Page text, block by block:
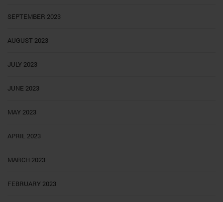
SEPTEMBER 2023
AUGUST 2023
JULY 2023
JUNE 2023
MAY 2023
APRIL 2023
MARCH 2023
FEBRUARY 2023